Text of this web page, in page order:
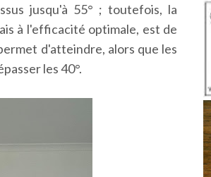
jusqu'à 55° ; toutefois, la
à l'efficacité optimale, est de
d'atteindre, alors que les
les 40°.